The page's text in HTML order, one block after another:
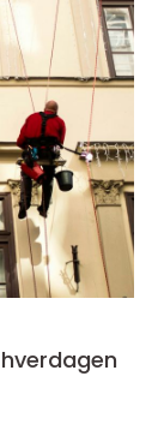
udsigt i hverdagen